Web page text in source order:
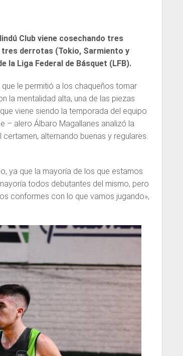
Club viene cosechando tres
tres derrotas (Tokio, Sarmiento y
la Liga Federal de Básquet (LFB).
le permitió a los chaqueños tomar
la mentalidad alta, una de las piezas
viene siendo la temporada del equipo
– alero Álbaro Magallanes analizó la
alternando buenas y regulares.
ya que la mayoría de los que estamos
todos debutantes del mismo, pero
conformes con lo que vamos jugando»,